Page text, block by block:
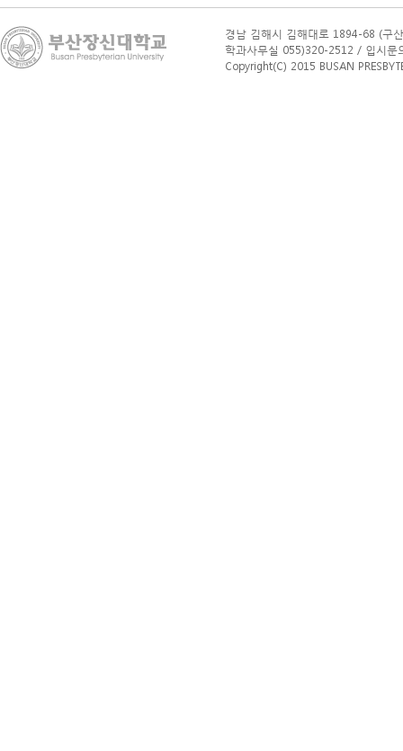
경남 김해시 김해대로 1894-68 (구
학과사무실 055)320-2512 / 입시
Copyright(C) 2015 BUSAN